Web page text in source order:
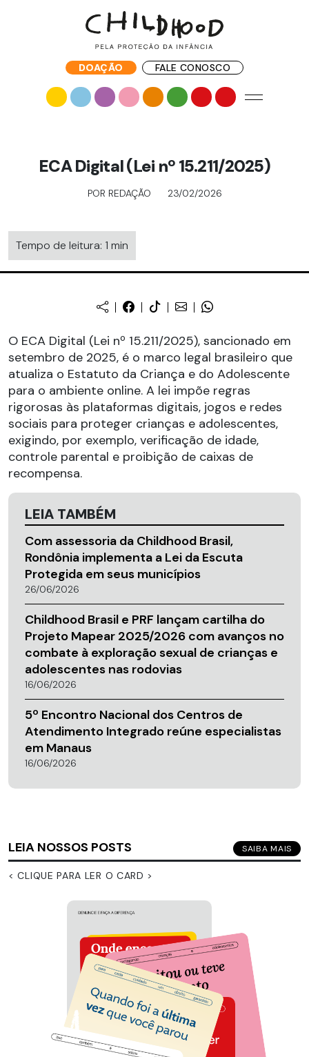
DOAÇÃO FALE CONOSCO
ECA Digital (Lei nº 15.211/2025)
POR REDAÇÃO 23/02/2026
Tempo de leitura: 1 min
O ECA Digital (Lei nº 15.211/2025), sancionado em
setembro de 2025, é o marco legal brasileiro que
atualiza o Estatuto da Criança e do Adolescente
para o ambiente online. A lei impõe regras
rigorosas às plataformas digitais, jogos e redes
sociais para proteger crianças e adolescentes,
exigindo, por exemplo, verificação de idade,
controle parental e proibição de caixas de
recompensa.
LEIA TAMBÉM
Com assessoria da Childhood Brasil,
Rondônia implementa a Lei da Escuta
Protegida em seus municípios
26/06/2026
Childhood Brasil e PRF lançam cartilha do
Projeto Mapear 2025/2026 com avanços no
combate à exploração sexual de crianças e
adolescentes nas rodovias
16/06/2026
5º Encontro Nacional dos Centros de
Atendimento Integrado reúne especialistas
em Manaus
16/06/2026
LEIA NOSSOS POSTS SAIBA MAIS
< CLIQUE PARA LER O CARD >